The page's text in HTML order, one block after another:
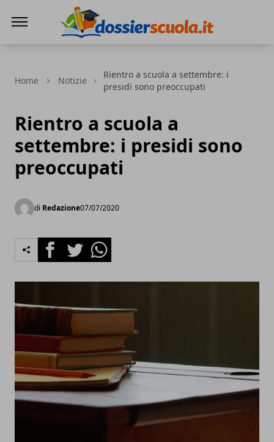
Home Notizie
Rientro a scuola a settembre: i
presidi sono preoccupati
Rientro a scuola a
settembre: i presidi sono
preoccupati
di Redazione07/07/2020
FacebookTwitterWhatsapp